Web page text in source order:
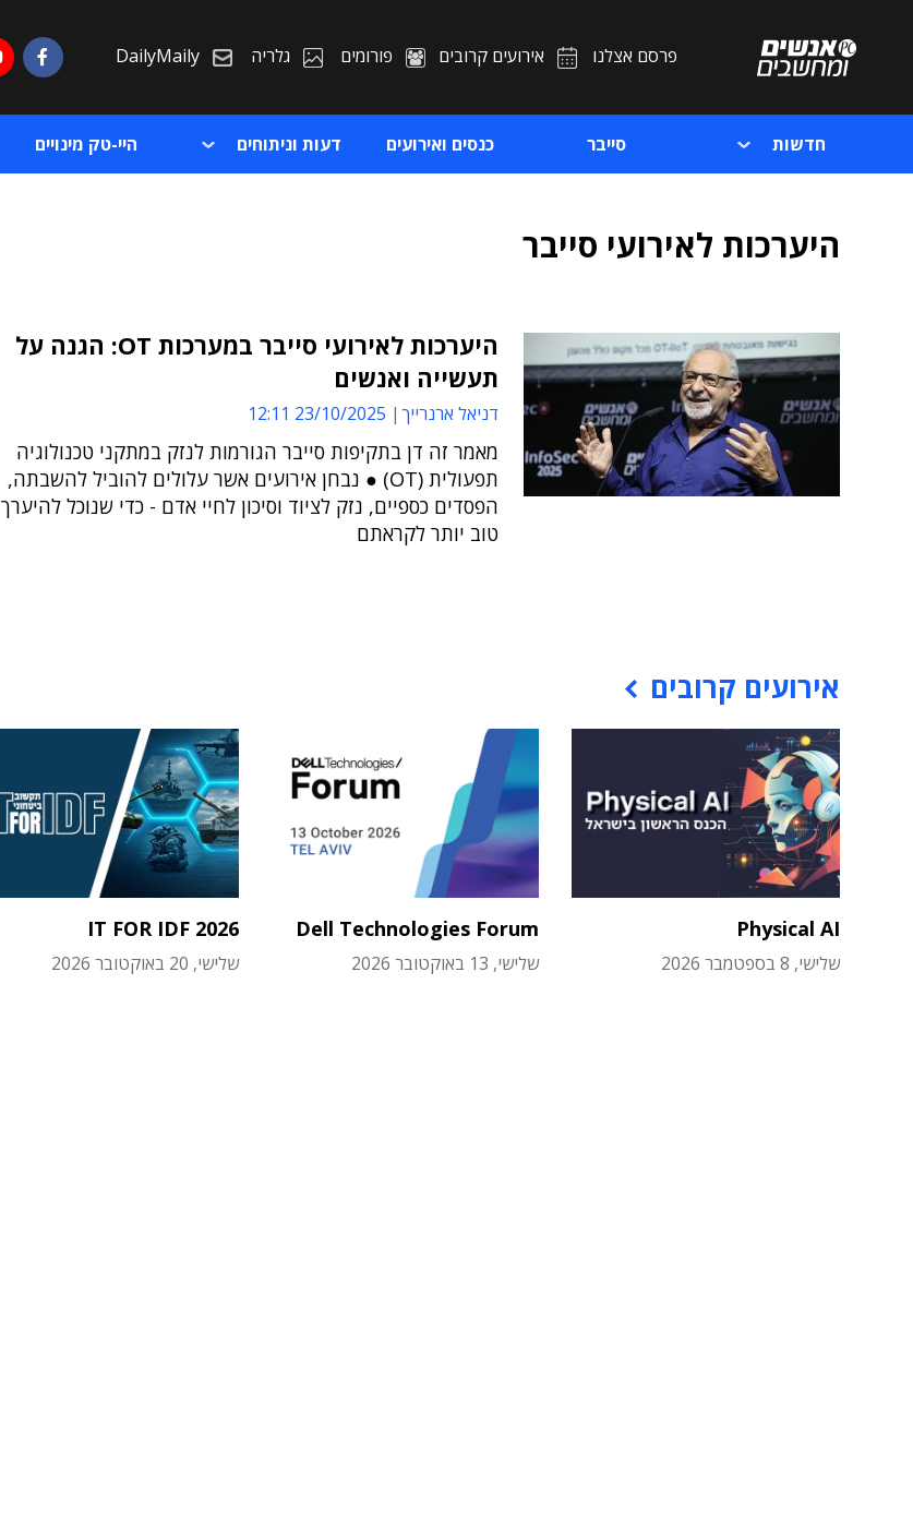
פרסם אצלנו אירועים קרובים פורומים גלריה DailyMaily
חדשות סייבר כנסים ואירועים דעות וניתוחים היי-טק מינויים
היערכות לאירועי סייבר
היערכות לאירועי סייבר במערכות OT: הגנה על
תעשייה ואנשים
דניאל ארנרייך 23/10/2025 12:11
מאמר זה דן בתקיפות סייבר הגורמות לנזק במתקני טכנולוגיה
תפעולית (OT) ● נבחן אירועים אשר עלולים להוביל להשבתה,
הפסדים כספיים, נזק לציוד וסיכון לחיי אדם - כדי שנוכל להיערך
טוב יותר לקראתם
אירועים קרובים
Physical AI
שלישי, 8 בספטמבר 2026
Dell Technologies Forum
שלישי, 13 באוקטובר 2026
IT FOR IDF 2026
שלישי, 20 באוקטובר 2026